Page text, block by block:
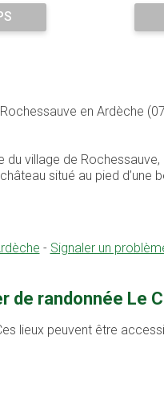
en Ardèche
village de Rochessauve,
situé au pied d’une
- Signaler un
randonnée Le
lieux peuvent être